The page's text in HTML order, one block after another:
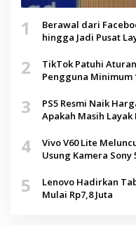
1
Berawal dari
hingga Jadi Pusat
2
TikTok Patuhi
Pengguna Minimum
3
PS5 Resmi Naik
Apakah Masih Layak
4
Vivo V60 Lite
Usung Kamera Sony
5
Lenovo Hadirkan
Mulai Rp7,8 Juta